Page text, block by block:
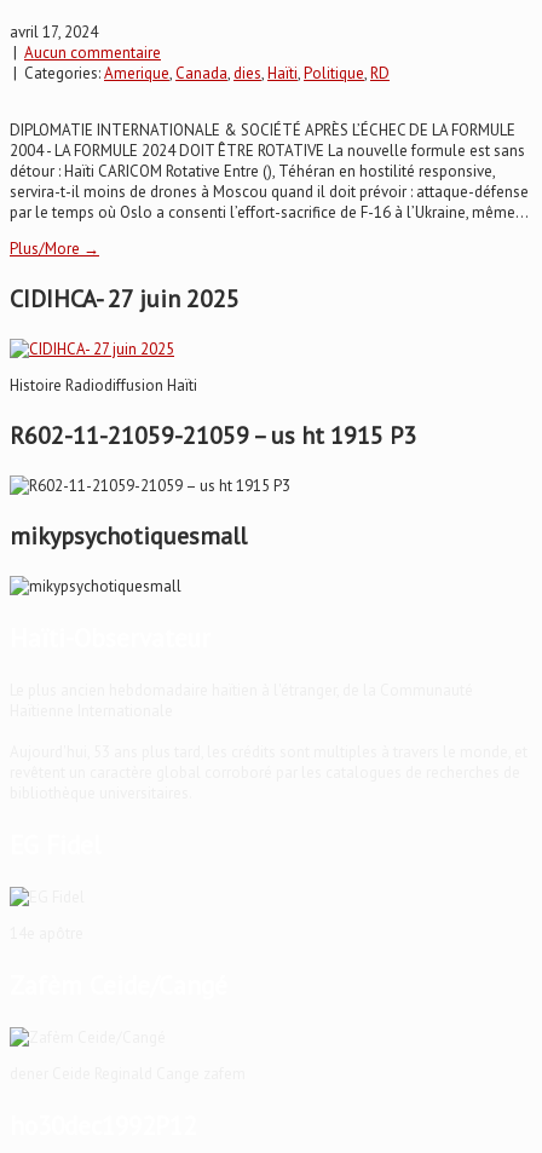
avril 17, 2024
| Aucun commentaire
| Categories:Amerique,Canada,dies,Haïti,Politique,RD
DIPLOMATIE INTERNATIONALE & SOCIÉTÉ APRÈS L’ÉCHEC DE LA FORMULE
2004 - LA FORMULE 2024 DOIT ÊTRE ROTATIVE La nouvelle formule est sans
détour : Haïti CARICOM Rotative Entre (), Téhéran en hostilité responsive,
servira-t-il moins de drones à Moscou quand il doit prévoir : attaque-défense
par le temps où Oslo a consenti l’effort-sacrifice de F-16 à l’Ukraine, même...
Plus/More →
CIDIHCA- 27 juin 2025
Histoire Radiodiffusion Haïti
R602-11-21059-21059 – us ht 1915 P3
mikypsychotiquesmall